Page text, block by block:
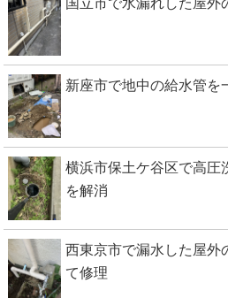
国立市で水漏れした屋外
新座市で地中の給水管を
横浜市保土ケ谷区で高圧
を解消
西東京市で漏水した屋外
て修理